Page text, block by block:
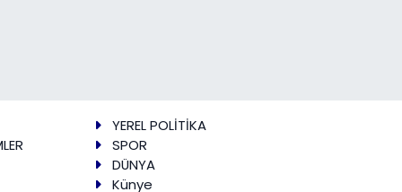
YEREL POLİTİKA
SPOR
DÜNYA
Künye